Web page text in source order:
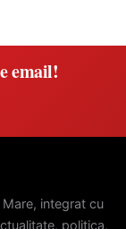
email!
integrat cu
politica,